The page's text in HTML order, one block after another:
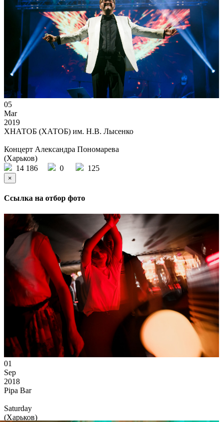
05
Mar
2019
ХНАТОБ (ХАТОБ) им. Н.В. Лысенко
Концерт Александра Пономарева
(Харьков)
14 186
0 125
×
Ссылка на отбор фото
01
Sep
2018
Pipa Bar
Saturday
(Харьков)